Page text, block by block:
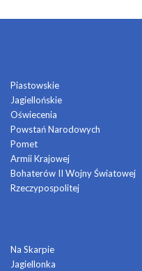
Piastowskie
Jagiellońskie
Oświecenia
Powstań Narodowych
Pomet
Armii Krajowej
Bohaterów II Wojny Światowej
Rzeczypospolitej
Na Skarpie
Jagiellonka